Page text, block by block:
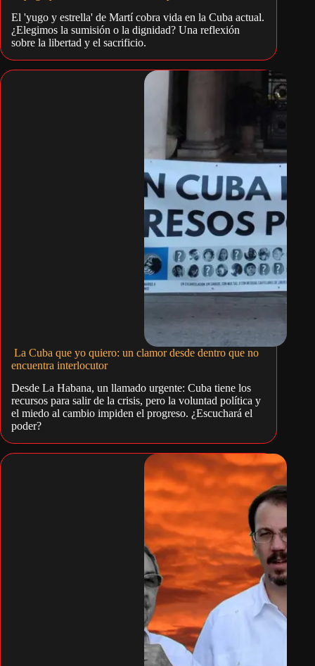
El 'yugo y estrella' de Martí cobra vida en la Cuba actual.
¿Elegimos la sumisión o la dignidad? Una reflexión
sobre la libertad y el sacrificio.
La Cuba que yo quiero: un clamor desde dentro que no
encuentra interlocutor
Desde La Habana, un llamado urgente: Cuba tiene los
recursos para salir de la crisis, pero la voluntad política y
el miedo al cambio impiden el progreso. ¿Escuchará el
poder?